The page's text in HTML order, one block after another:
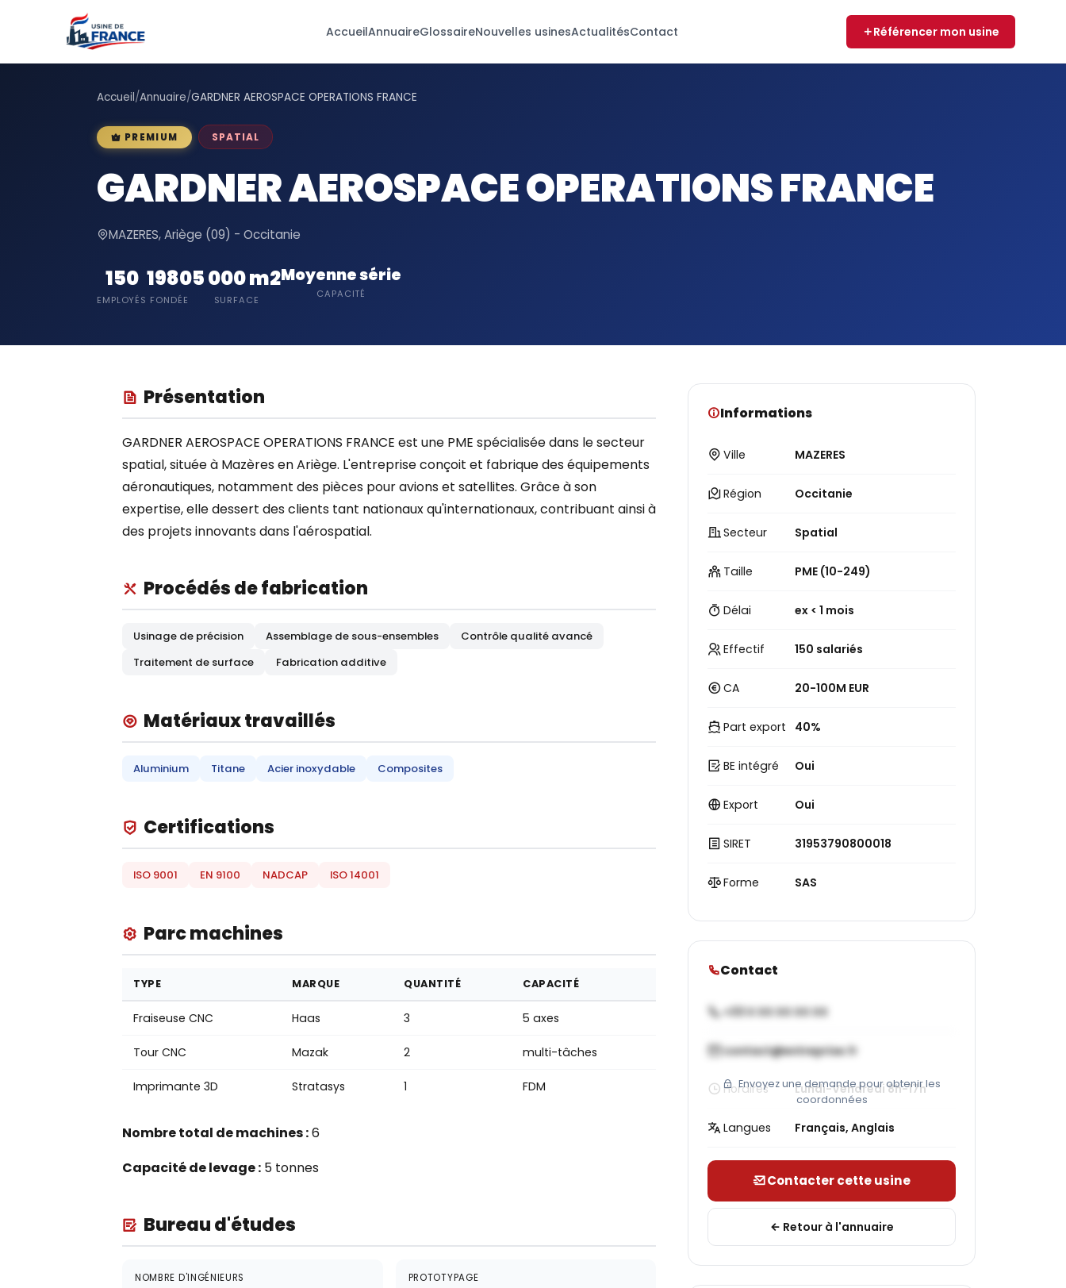
AccueilAnnuaireGlossaireNouvelles usinesActualitésContact Référencer mon usine
Accueil/Annuaire/GARDNER AEROSPACE OPERATIONS FRANCE
PREMIUM SPATIAL
GARDNER AEROSPACE OPERATIONS FRANCE
MAZERES, Ariège (09) - Occitanie
150
EMPLOYÉS
1980
FONDÉE
5 000 m2
SURFACE
Moyenne série
CAPACITÉ
Présentation
GARDNER AEROSPACE OPERATIONS FRANCE est une PME spécialisée dans le secteur
spatial, située à Mazères en Ariège. L'entreprise conçoit et fabrique des équipements
aéronautiques, notamment des pièces pour avions et satellites. Grâce à son
expertise, elle dessert des clients tant nationaux qu'internationaux, contribuant ainsi à
des projets innovants dans l'aérospatial.
Procédés de fabrication
Usinage de précision Assemblage de sous-ensembles
Contrôle qualité avancé
Traitement de surface
Fabrication additive
Matériaux travaillés
Aluminium Titane Acier inoxydable Composites
Certifications
ISO 9001 EN 9100 NADCAP ISO 14001
Parc machines
TYPE MARQUE QUANTITÉ CAPACITÉ
Fraiseuse CNC Haas 3 5 axes
Tour CNC Mazak 2 multi-tâches
Imprimante 3D Stratasys 1 FDM
Nombre total de machines :6
Capacité de levage : 5 tonnes
Bureau d'études
NOMBRE D'INGÉNIEURS PROTOTYPAGE
Informations
Ville MAZERES
Région Occitanie
Secteur Spatial
Taille PME (10-249)
Délai ex < 1 mois
Effectif 150 salariés
CA 20-100M EUR
Part export 40%
BE intégré Oui
Export Oui
SIRET 31953790800018
Forme SAS
Contact
+33 X XX XX XX XX
contact@entreprise.fr
Envoyez une demande pour obtenir les
coordonnées
Horaires Lundi-Vendredi 8h-17h
Langues Français, Anglais
Contacter cette usine
Retour à l'annuaire